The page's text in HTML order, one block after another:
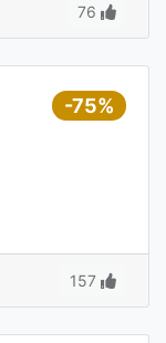
76
-75%
157